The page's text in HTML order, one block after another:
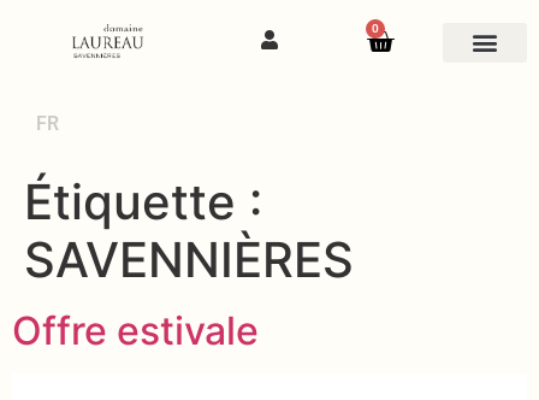
0
FR
Étiquette :
SAVENNIÈRES
Offre estivale